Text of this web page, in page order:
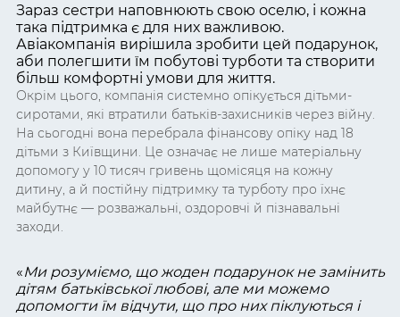
Зараз сестри наповнюють свою оселю, і кожна
така підтримка є для них важливою.
Авіакомпанія вирішила зробити цей подарунок,
аби полегшити їм побутові турботи та створити
більш комфортні умови для життя.
Окрім цього, компанія системно опікується дітьми-
сиротами, які втратили батьків-захисників через війну.
На сьогодні вона перебрала фінансову опіку над 18
дітьми з Київщини. Це означає не лише матеріальну
допомогу у 10 тисяч гривень щомісяця на кожну
дитину, а й постійну підтримку та турботу про їхнє
майбутнє — розважальні, оздоровчі й пізнавальні
заходи.
«Ми розуміємо, що жоден подарунок не замінить
дітям батьківської любові, але ми можемо
допомогти їм відчути, що про них піклуються і